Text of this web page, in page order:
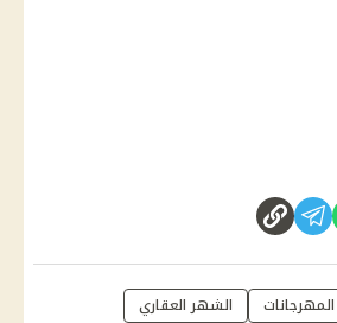
الشهر العقاري